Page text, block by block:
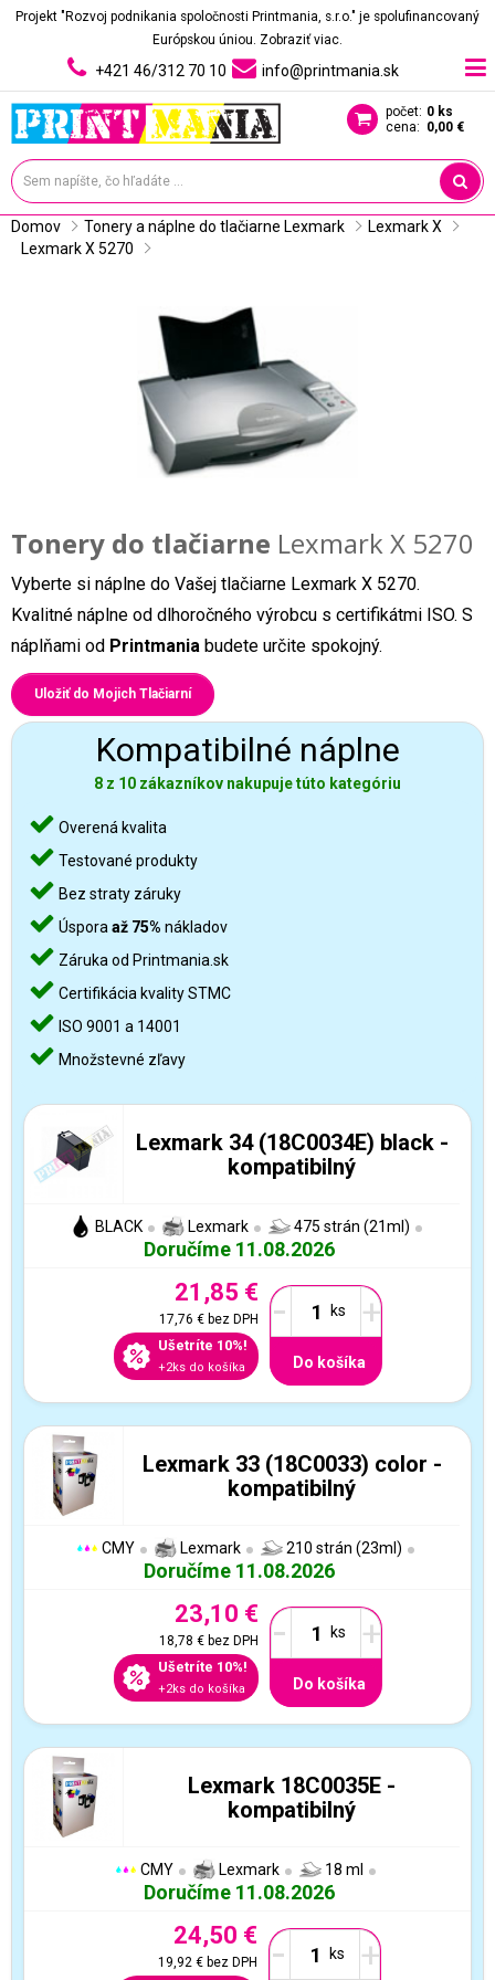
Projekt "Rozvoj podnikania spoločnosti Printmania, s.r.o." je spolufinancovaný
Európskou úniou. Zobraziť viac.
+421 46/312 70 10 info@printmania.sk
počet: 0 ks
cena: 0,00 €
Domov Tonery a náplne do tlačiarne Lexmark
Lexmark X
Lexmark X 5270
Tonery do tlačiarne Lexmark X 5270
Vyberte si náplne do Vašej tlačiarne Lexmark X 5270.
Kvalitné náplne od dlhoročného výrobcu s certifikátmi ISO. S
náplňami od Printmania budete určite spokojný.
Uložiť do Mojich Tlačiarní
Kompatibilné náplne
8 z 10 zákazníkov nakupuje túto kategóriu
Overená kvalita
Testované produkty
Bez straty záruky
Úspora až 75% nákladov
Záruka od Printmania.sk
Certifikácia kvality STMC
ISO 9001 a 14001
Množstevné zľavy
Lexmark 34 (18C0034E) black -
kompatibilný
BLACK Lexmark 475 strán (21ml)
Doručíme 11.08.2026
21,85 €
17,76 €bez DPH
Ušetríte 10%!
+2ks do košíka
- +
Do košíka
Lexmark 33 (18C0033) color -
kompatibilný
CMY Lexmark 210 strán (23ml)
Doručíme 11.08.2026
23,10 €
18,78 €bez DPH
Ušetríte 10%!
+2ks do košíka
- +
Do košíka
Lexmark 18C0035E -
kompatibilný
CMY Lexmark 18 ml
Doručíme 11.08.2026
24,50 €
19,92 €bez DPH - +